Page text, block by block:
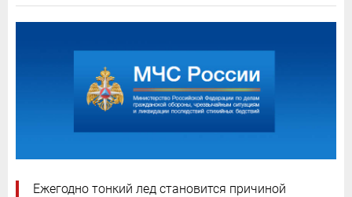
Ежегодно тонкий лед становится причиной